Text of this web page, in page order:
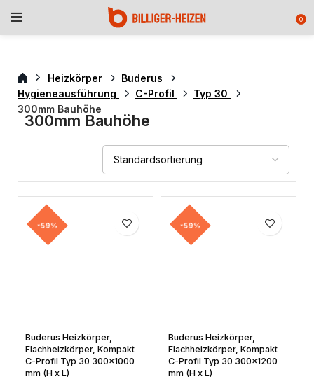
0
Heizkörper
Buderus
Hygieneausführung
C-Profil
Typ 30
300mm Bauhöhe
300mm Bauhöhe
-59%
Buderus Heizkörper,
Flachheizkörper, Kompakt
C-Profil Typ 30 300×1000
mm (H x L)
-59%
Buderus Heizkörper,
Flachheizkörper, Kompakt
C-Profil Typ 30 300×1200
mm (H x L)